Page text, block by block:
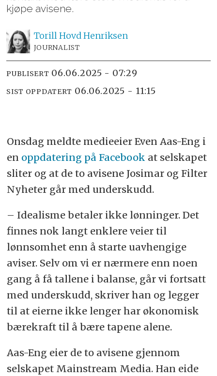
kjøpe avisene.
Torill HovdHenriksen
JOURNALIST
PUBLISERT 06.06.2025 - 07:29
SIST OPPDATERT 06.06.2025 - 11:15
Onsdag meldte medieeier Even Aas-Eng i
en oppdatering på Facebook at selskapet
sliter og at de to avisene Josimar og Filter
Nyheter går med underskudd.
– Idealisme betaler ikke lønninger. Det
finnes nok langt enklere veier til
lønnsomhet enn å starte uavhengige
aviser. Selv om vi er nærmere enn noen
gang å få tallene i balanse, går vi fortsatt
med underskudd, skriver han og legger
til at eierne ikke lenger har økonomisk
bærekraft til å bære tapene alene.
Aas-Eng eier de to avisene gjennom
selskapet Mainstream Media. Han eide